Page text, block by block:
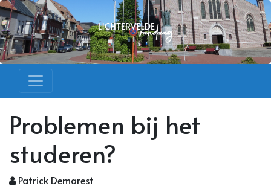
Problemen bij het
studeren?
Patrick Demarest